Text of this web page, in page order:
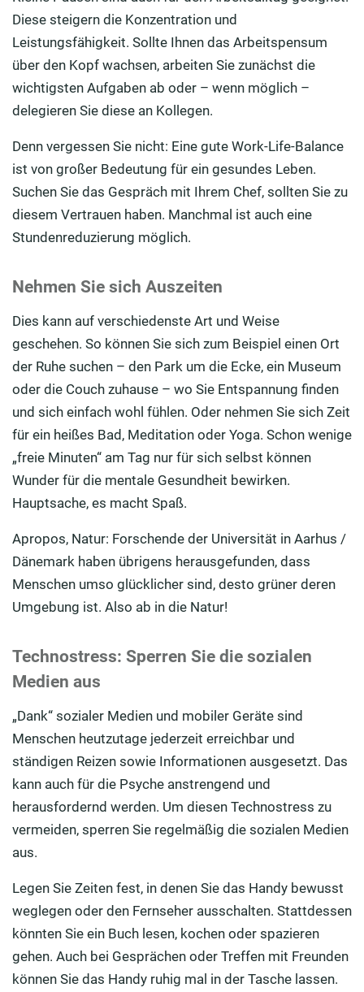
Diese steigern die Konzentration und
Leistungsfähigkeit. Sollte Ihnen das Arbeitspensum
über den Kopf wachsen, arbeiten Sie zunächst die
wichtigsten Aufgaben ab oder – wenn möglich –
delegieren Sie diese an Kollegen.
Denn vergessen Sie nicht: Eine gute Work-Life-Balance
ist von großer Bedeutung für ein gesundes Leben.
Suchen Sie das Gespräch mit Ihrem Chef, sollten Sie zu
diesem Vertrauen haben. Manchmal ist auch eine
Stundenreduzierung möglich.
Nehmen Sie sich Auszeiten
Dies kann auf verschiedenste Art und Weise
geschehen. So können Sie sich zum Beispiel einen Ort
der Ruhe suchen – den Park um die Ecke, ein Museum
oder die Couch zuhause – wo Sie Entspannung finden
und sich einfach wohl fühlen. Oder nehmen Sie sich Zeit
für ein heißes Bad, Meditation oder Yoga. Schon wenige
„freie Minuten“ am Tag nur für sich selbst können
Wunder für die mentale Gesundheit bewirken.
Hauptsache, es macht Spaß.
Apropos, Natur: Forschende der Universität in Aarhus /
Dänemark haben übrigens herausgefunden, dass
Menschen umso glücklicher sind, desto grüner deren
Umgebung ist. Also ab in die Natur!
Technostress: Sperren Sie die sozialen
Medien aus
„Dank“ sozialer Medien und mobiler Geräte sind
Menschen heutzutage jederzeit erreichbar und
ständigen Reizen sowie Informationen ausgesetzt. Das
kann auch für die Psyche anstrengend und
herausfordernd werden. Um diesen Technostress zu
vermeiden, sperren Sie regelmäßig die sozialen Medien
aus.
Legen Sie Zeiten fest, in denen Sie das Handy bewusst
weglegen oder den Fernseher ausschalten. Stattdessen
könnten Sie ein Buch lesen, kochen oder spazieren
gehen. Auch bei Gesprächen oder Treffen mit Freunden
können Sie das Handy ruhig mal in der Tasche lassen.